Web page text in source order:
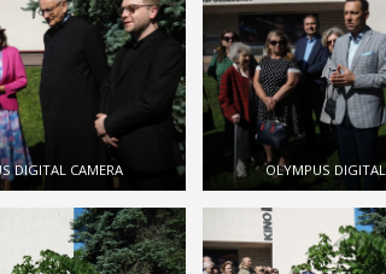
DIGITAL CAMERA OLYMPUS
POKAŻ